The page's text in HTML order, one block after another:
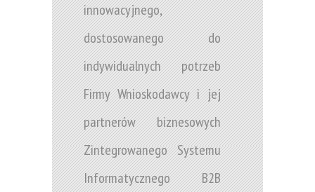
innowacyjnego,
dostosowanego do
indywidualnych potrzeb
Firmy Wnioskodawcy i jej
partnerów biznesowych
Zintegrowanego Systemu
Informatycznego B2B